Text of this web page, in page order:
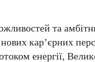
та
кар’єрних
енергії,